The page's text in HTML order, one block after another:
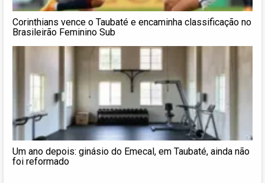
Corinthians vence o Taubaté e encaminha classificação no
Brasileirão Feminino Sub
Um ano depois: ginásio do Emecal, em Taubaté, ainda não
foi reformado